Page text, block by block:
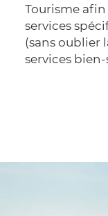
Tourisme
services
(sans oublier
services bien-